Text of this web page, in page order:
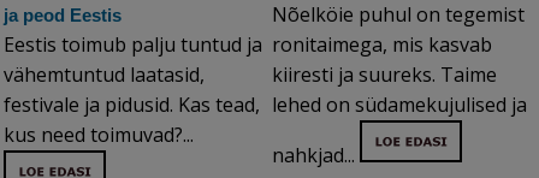
ja peod Eestis
Eestis toimub palju tuntud ja
vähemtuntud laatasid,
festivale ja pidusid. Kas tead,
kus need toimuvad?...
Nõelköie puhul on tegemist
ronitaimega, mis kasvab
kiiresti ja suureks. Taime
lehed on südamekujulised ja
nahkjad...